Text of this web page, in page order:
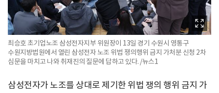
최승호 초기업노조 삼성전자지부 위원장이 13일 경기 수원시 영통구
수원지방법원에서 열린 삼성전자 노조 위법 쟁의행위 금지 가처분 신청 2차
심문을 마치고 나와 취재진의 질문에 답하고 있다. /뉴스1
삼성전자가 노조를 상대로 제기한 위법 쟁의 행위 금지 가